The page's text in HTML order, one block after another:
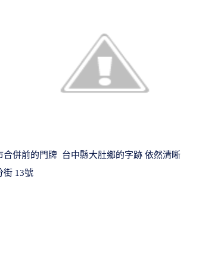
合併前的門牌 台中縣大肚鄉的字跡 依然清晰
街 13號